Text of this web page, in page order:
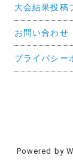
大会結果投稿
お問い合わせ
プライバシー
Powered by